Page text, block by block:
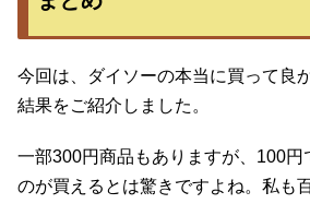
今回は、ダイソーの本当に買って良
結果をご紹介しました。
一部300円商品もありますが、100円
のが買えるとは驚きですよね。私も